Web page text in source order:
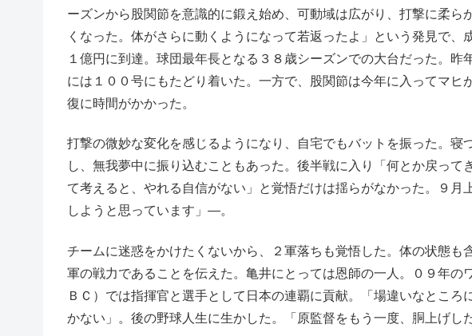
ーズンから股関節を意識的に鍛え始め、可動域は広がり、打撃に柔ら
くなった。体がさらに動くようになって若返ったよ」という発見で、
１億円に到達。球団最年長となる３８歳シーズンでの大台だった。昨
には１００号にもたどり着いた。一方で、股関節は今年に入ってマヒ
復に時間がかかった。
打撃の微妙な変化を感じるようになり、自宅でもバットを振った。寝
し、無我夢中に振り込むこともあった。後半戦に入り「何とか戻って
て考えると、やれる自信がない」と覚悟だけは揺らがなかった。９月
しようと思っています」―。
チームに迷惑をかけたくないから、２軍落ちも覚悟した。体の状態も
軍の戦力であることを伝えた。亀井にとっては恩師の一人。０９年の
ＢＣ）では指揮官と選手として日本の連覇に貢献。「場違いなところ
かない」。後の野球人生に生かした。「原監督をもう一度、胴上げし